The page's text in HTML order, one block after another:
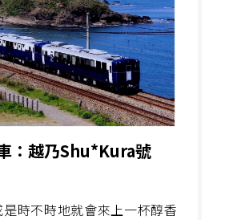
：越乃Shu*Kura號
時不時地就會來上一杯醇香